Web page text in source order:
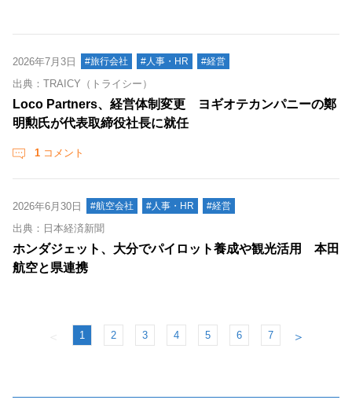
2026年7月3日 #旅行会社 #人事・HR #経営
出典：TRAICY（トライシー）
Loco Partners、経営体制変更 ヨギオテカンパニーの鄭
明勲氏が代表取締役社長に就任
1 コメント
2026年6月30日 #航空会社 #人事・HR #経営
出典：日本経済新聞
ホンダジェット、大分でパイロット養成や観光活用 本田
航空と県連携
＜ 1 2 3 4 5 6 7 ＞